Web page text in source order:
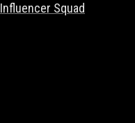
Influencer Squad